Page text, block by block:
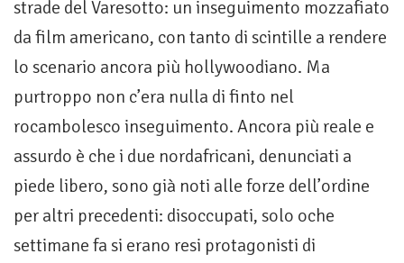
strade del Varesotto: un inseguimento mozzafiato
da film americano, con tanto di scintille a rendere
lo scenario ancora più hollywoodiano. Ma
purtroppo non c’era nulla di finto nel
rocambolesco inseguimento. Ancora più reale e
assurdo è che i due nordafricani, denunciati a
piede libero, sono già noti alle forze dell’ordine
per altri precedenti: disoccupati, solo oche
settimane fa si erano resi protagonisti di